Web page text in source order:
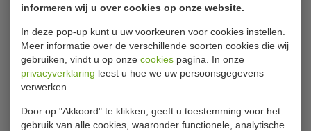
informeren wij u over cookies op onze website.
In deze pop-up kunt u uw voorkeuren voor cookies instellen.
Meer informatie over de verschillende soorten cookies die wij
gebruiken, vindt u op onze cookies pagina. In onze
privacyverklaring leest u hoe we uw persoonsgegevens
verwerken.
Door op "Akkoord" te klikken, geeft u toestemming voor het
gebruik van alle cookies, waaronder functionele, analytische
Diameter
20 cm
Aantal
6 stuks
Materiaal
Gewicht
4.54 Kilo